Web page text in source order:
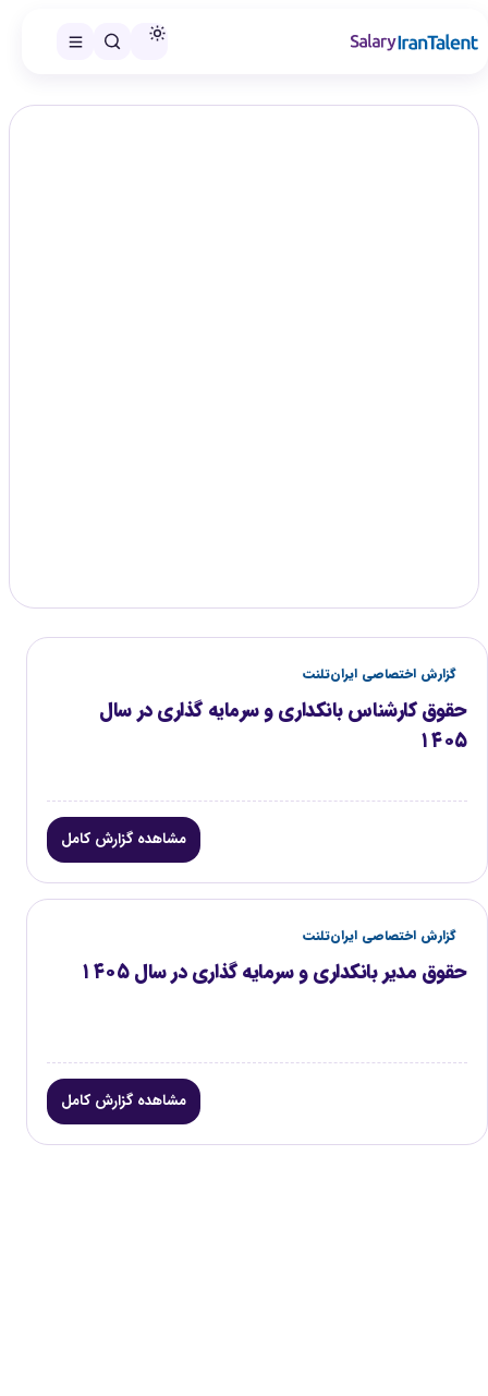
گزارش اختصاصی ایران‌تلنت
حقوق کارشناس بانکداری و سرمایه گذاری در سال
۱۴۰۵
مشاهده گزارش کامل
گزارش اختصاصی ایران‌تلنت
حقوق مدیر بانکداری و سرمایه گذاری در سال ۱۴۰۵
مشاهده گزارش کامل